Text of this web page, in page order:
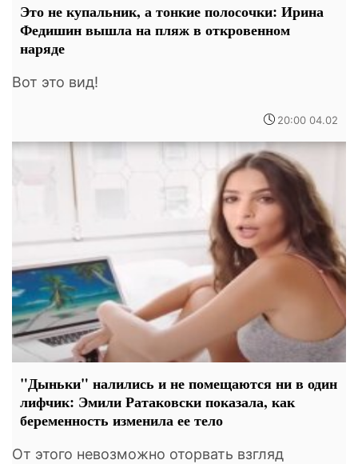
Это не купальник, а тонкие полосочки: Ирина
Федишин вышла на пляж в откровенном
наряде
Вот это вид!
20:00 04.02
"Дыньки" налились и не помещаются ни в один
лифчик: Эмили Ратаковски показала, как
беременность изменила ее тело
От этого невозможно оторвать взгляд